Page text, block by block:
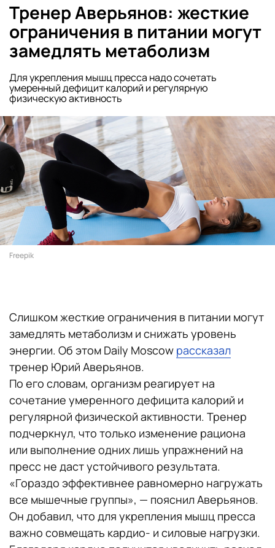
Тренер Аверьянов: жесткие
ограничения в питании могут
замедлять метаболизм
Для укрепления мышц пресса надо сочетать
умеренный дефицит калорий и регулярную
физическую активность
Freepik
Слишком жесткие ограничения в питании могут
замедлять метаболизм и снижать уровень
энергии. Об этом Daily Moscow рассказал
тренер Юрий Аверьянов.
По его словам, организм реагирует на
сочетание умеренного дефицита калорий и
регулярной физической активности. Тренер
подчеркнул, что только изменение рациона
или выполнение одних лишь упражнений на
пресс не даст устойчивого результата.
«Гораздо эффективнее равномерно нагружать
все мышечные группы», — пояснил Аверьянов.
Он добавил, что для укрепления мышц пресса
важно совмещать кардио- и силовые нагрузки.